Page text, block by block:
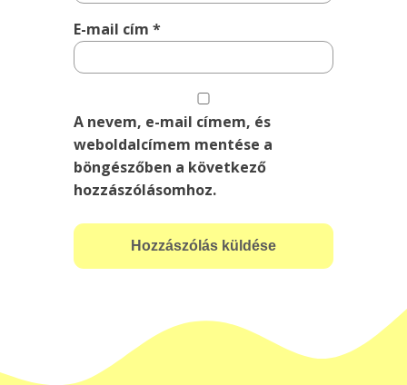
E-mail cím*
A nevem, e-mail címem, és
weboldalcímem mentése a
böngészőben a következő
hozzászólásomhoz.